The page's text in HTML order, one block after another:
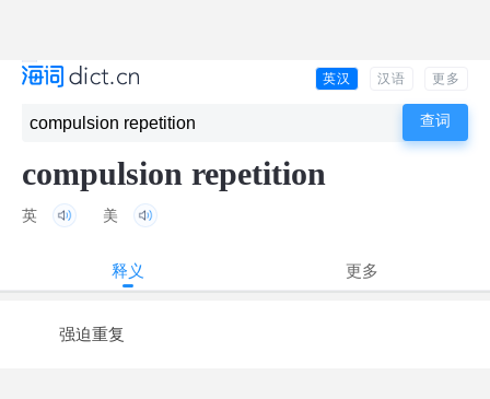
英汉 汉语 更多
compulsion repetition
英 美
释义 更多
强迫重复